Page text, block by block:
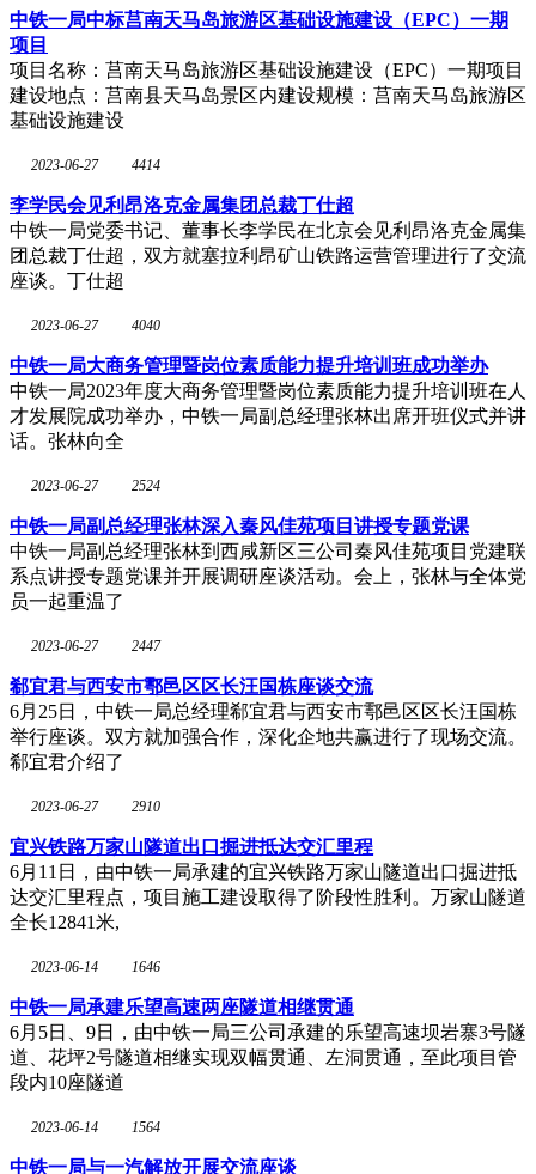
中铁一局中标莒南天马岛旅游区基础设施建设（EPC）一期
项目
项目名称：莒南天马岛旅游区基础设施建设（EPC）一期项目
建设地点：莒南县天马岛景区内建设规模：莒南天马岛旅游区
基础设施建设
2023-06-27 4414
李学民会见利昂洛克金属集团总裁丁仕超
中铁一局党委书记、董事长李学民在北京会见利昂洛克金属集
团总裁丁仕超，双方就塞拉利昂矿山铁路运营管理进行了交流
座谈。丁仕超
2023-06-27 4040
中铁一局大商务管理暨岗位素质能力提升培训班成功举办
中铁一局2023年度大商务管理暨岗位素质能力提升培训班在人
才发展院成功举办，中铁一局副总经理张林出席开班仪式并讲
话。张林向全
2023-06-27 2524
中铁一局副总经理张林深入秦风佳苑项目讲授专题党课
中铁一局副总经理张林到西咸新区三公司秦风佳苑项目党建联
系点讲授专题党课并开展调研座谈活动。会上，张林与全体党
员一起重温了
2023-06-27 2447
郗宜君与西安市鄠邑区区长汪国栋座谈交流
6月25日，中铁一局总经理郗宜君与西安市鄠邑区区长汪国栋
举行座谈。双方就加强合作，深化企地共赢进行了现场交流。
郗宜君介绍了
2023-06-27 2910
宜兴铁路万家山隧道出口掘进抵达交汇里程
6月11日，由中铁一局承建的宜兴铁路万家山隧道出口掘进抵
达交汇里程点，项目施工建设取得了阶段性胜利。万家山隧道
全长12841米,
2023-06-14 1646
中铁一局承建乐望高速两座隧道相继贯通
6月5日、9日，由中铁一局三公司承建的乐望高速坝岩寨3号隧
道、花坪2号隧道相继实现双幅贯通、左洞贯通，至此项目管
段内10座隧道
2023-06-14 1564
中铁一局与一汽解放开展交流座谈